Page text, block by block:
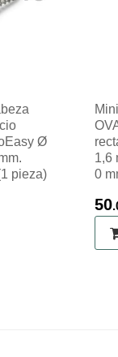
Ø
pieza)
1,6
0
50